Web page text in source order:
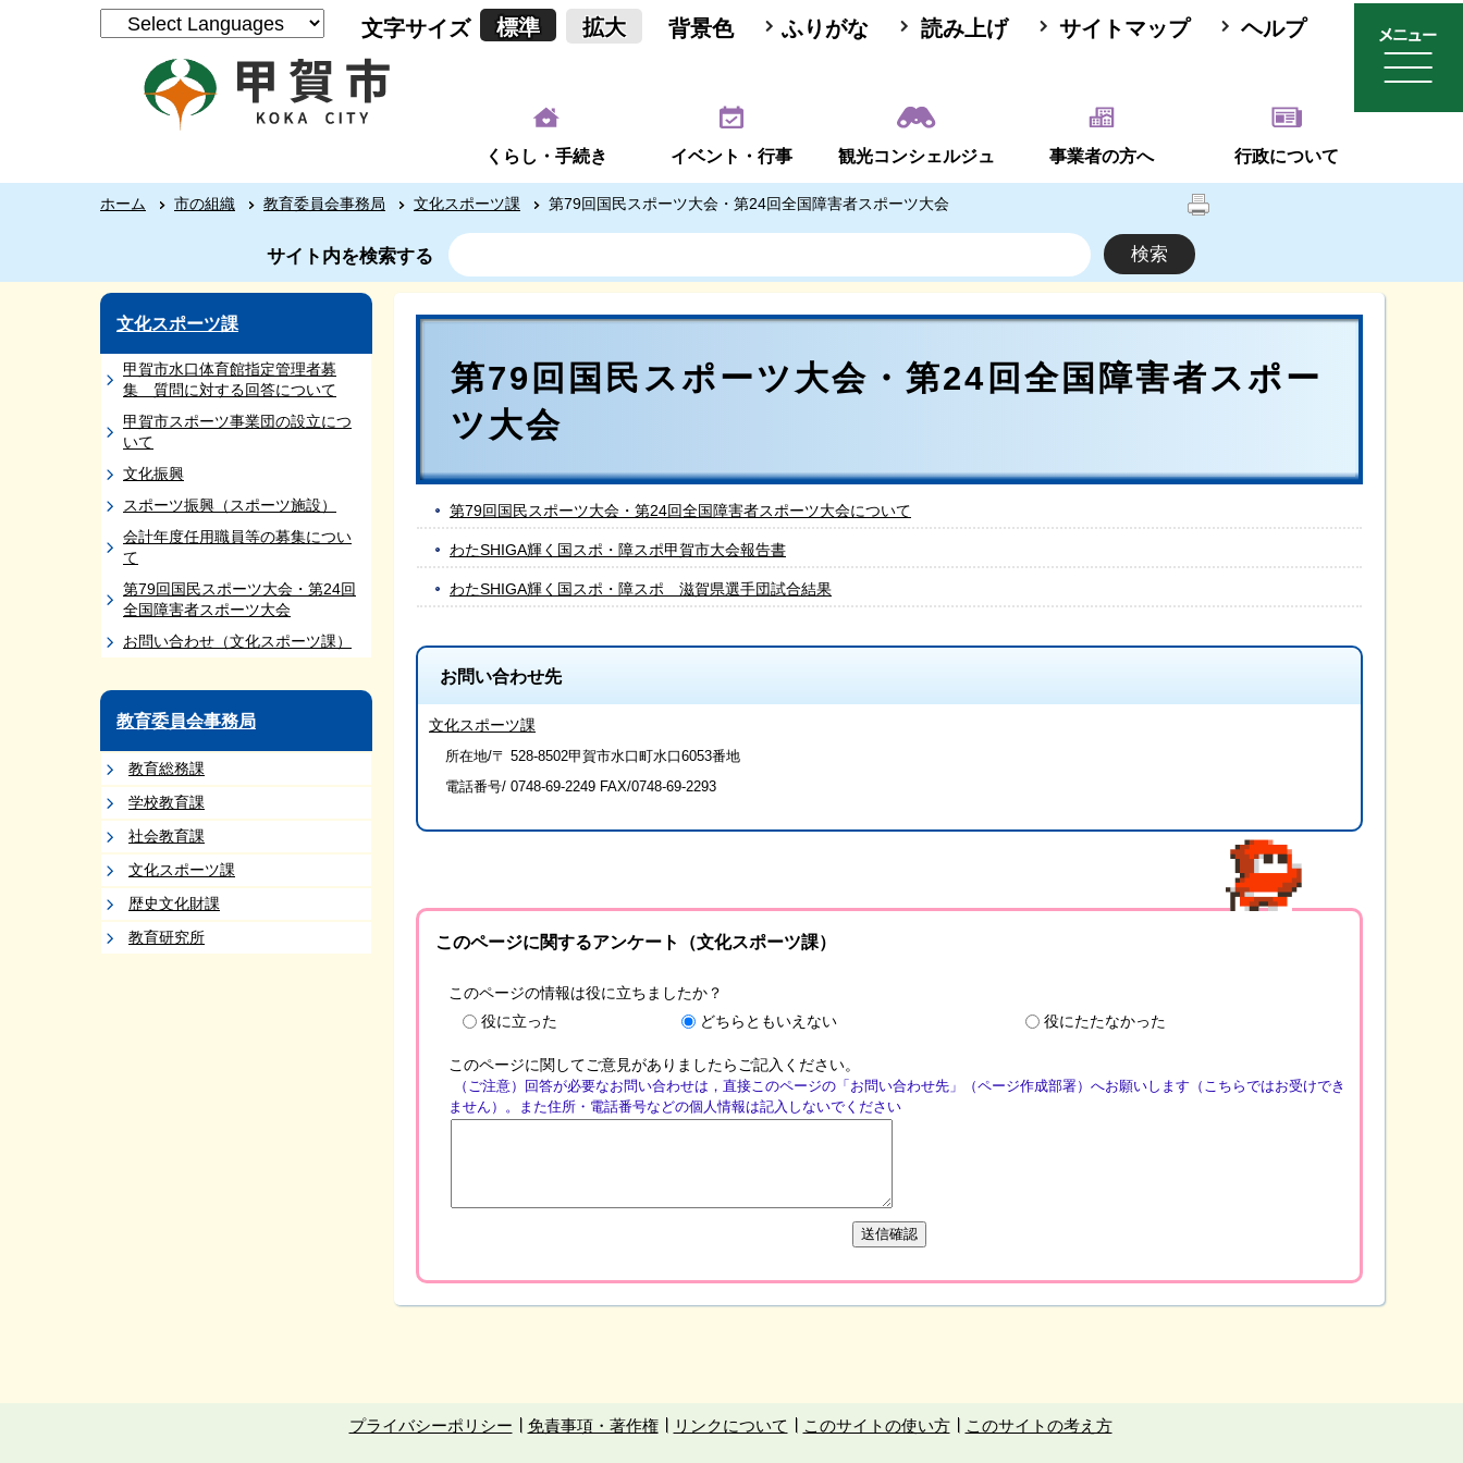
文字サイズ 標準 拡大 背景色 ふりがな 読み上げ サイトマップ ヘルプ
くらし・手続き イベント・行事 観光コンシェルジュ 事業者の方へ 行政について
ホーム 市の組織 教育委員会事務局 文化スポーツ課 第79回国民スポーツ大会・第24回全国障害者スポーツ大会
サイト内を検索する
文化スポーツ課
甲賀市水口体育館指定管理者募
集 質問に対する回答について
甲賀市スポーツ事業団の設立につ
いて
文化振興
スポーツ振興（スポーツ施設）
会計年度任用職員等の募集につい
て
第79回国民スポーツ大会・第24回
全国障害者スポーツ大会
お問い合わせ（文化スポーツ課）
教育委員会事務局
教育総務課
学校教育課
社会教育課
文化スポーツ課
歴史文化財課
教育研究所
第79回国民スポーツ大会・第24回全国障害者スポー
ツ大会
第79回国民スポーツ大会・第24回全国障害者スポーツ大会について
わたSHIGA輝く国スポ・障スポ甲賀市大会報告書
わたSHIGA輝く国スポ・障スポ 滋賀県選手団試合結果
お問い合わせ先
文化スポーツ課
所在地/〒 528-8502甲賀市水口町水口6053番地
電話番号/ 0748-69-2249 FAX/0748-69-2293
このページに関するアンケート（文化スポーツ課）
このページの情報は役に立ちましたか？
役に立った
どちらともいえない 役にたたなかった
このページに関してご意見がありましたらご記入ください。
（ご注意）回答が必要なお問い合わせは，直接このページの「お問い合わせ先」（ページ作成部署）へお願いします（こちらではお受けでき
ません）。また住所・電話番号などの個人情報は記入しないでください
プライバシーポリシー 免責事項・著作権 リンクについて このサイトの使い方 このサイトの考え方